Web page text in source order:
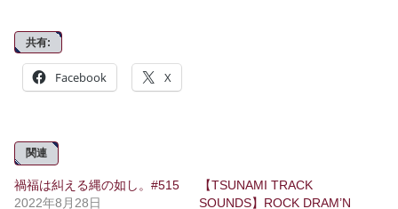
共有:
Facebook X
関連
禍福は糾える縄の如し。#515
2022年8月28日
【TSUNAMI TRACK
SOUNDS】ROCK DRAM’N